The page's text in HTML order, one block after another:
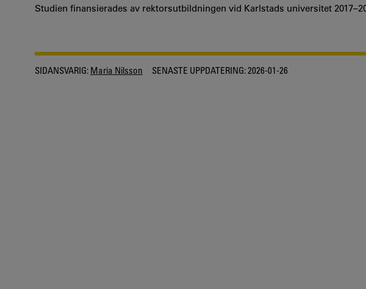
Studien finansierades av rektorsutbildningen vid Karlstads universitet
SIDANSVARIG: Maria Nilsson SENASTE UPPDATERING:2026-01-26